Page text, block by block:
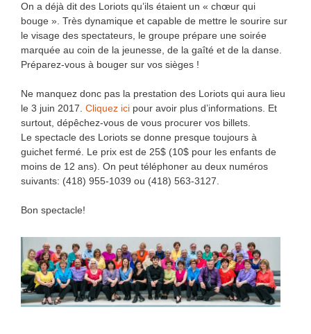
On a déjà dit des Loriots qu’ils étaient un « chœur qui
bouge ». Très dynamique et capable de mettre le sourire sur
le visage des spectateurs, le groupe prépare une soirée
marquée au coin de la jeunesse, de la gaîté et de la danse.
Préparez-vous à bouger sur vos sièges !
Ne manquez donc pas la prestation des Loriots qui aura lieu
le 3 juin 2017. Cliquez ici pour avoir plus d’informations. Et
surtout, dépêchez-vous de vous procurer vos billets.
Le spectacle des Loriots se donne presque toujours à
guichet fermé. Le prix est de 25$ (10$ pour les enfants de
moins de 12 ans). On peut téléphoner au deux numéros
suivants: (418) 955-1039 ou (418) 563-3127.
Bon spectacle!